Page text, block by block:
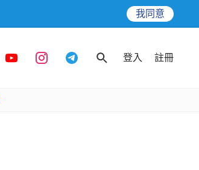
我同意
登入 註冊